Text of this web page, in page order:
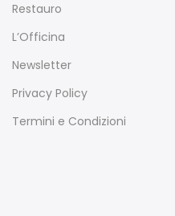
Restauro
L’Officina
Newsletter
Privacy Policy
Termini e Condizioni